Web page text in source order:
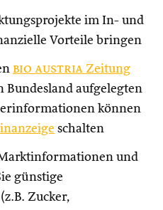
im In- und
Vorteile bringen
bio austria Zeitung
Bundesland aufgelegten
können
schalten
und
günstige
Zucker,